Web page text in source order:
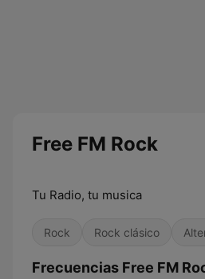
Free FM Rock
Tu Radio, tu musica
Rock Rock clásico
Frecuencias Free FM